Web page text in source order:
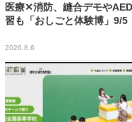
医療✕消防、縫合デモや
習も「おしごと体験博」9/5
2026.8.6